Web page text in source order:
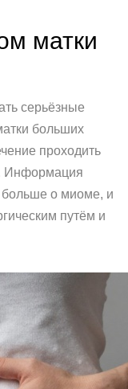
матки
серьёзные
больших
проходить
Информация
больше о миоме, и
путём и